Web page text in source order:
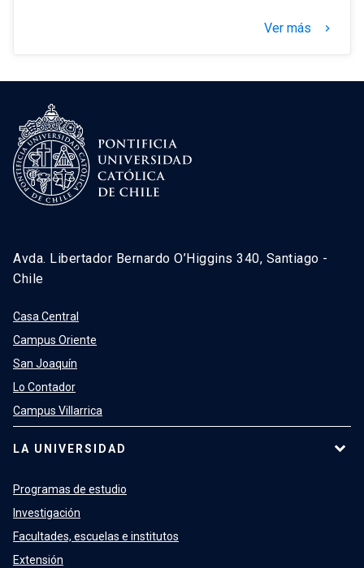
Ver más keyboard_arrow_right
Avda. Libertador Bernardo O’Higgins 340, Santiago -
Chile
Casa Central
Campus Oriente
San Joaquín
Lo Contador
Campus Villarrica
LA UNIVERSIDAD
Programas de estudio
Investigación
Facultades, escuelas e institutos
Extensión